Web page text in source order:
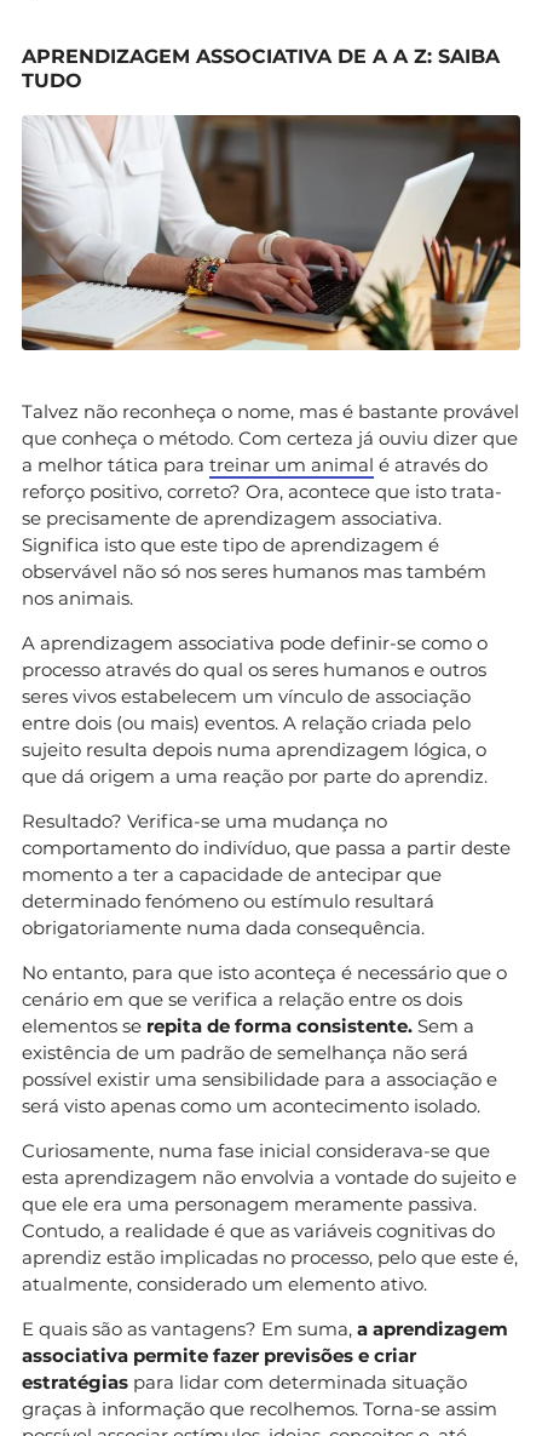
APRENDIZAGEM ASSOCIATIVA DE A A Z: SAIBA
TUDO
Talvez não reconheça o nome, mas é bastante provável
que conheça o método. Com certeza já ouviu dizer que
a melhor tática para treinar um animal é através do
reforço positivo, correto? Ora, acontece que isto trata-
se precisamente de aprendizagem associativa.
Significa isto que este tipo de aprendizagem é
observável não só nos seres humanos mas também
nos animais.
A aprendizagem associativa pode definir-se como o
processo através do qual os seres humanos e outros
seres vivos estabelecem um vínculo de associação
entre dois (ou mais) eventos. A relação criada pelo
sujeito resulta depois numa aprendizagem lógica, o
que dá origem a uma reação por parte do aprendiz.
Resultado? Verifica-se uma mudança no
comportamento do indivíduo, que passa a partir deste
momento a ter a capacidade de antecipar que
determinado fenómeno ou estímulo resultará
obrigatoriamente numa dada consequência.
No entanto, para que isto aconteça é necessário que o
cenário em que se verifica a relação entre os dois
elementos se repita de forma consistente. Sem a
existência de um padrão de semelhança não será
possível existir uma sensibilidade para a associação e
será visto apenas como um acontecimento isolado.
Curiosamente, numa fase inicial considerava-se que
esta aprendizagem não envolvia a vontade do sujeito e
que ele era uma personagem meramente passiva.
Contudo, a realidade é que as variáveis cognitivas do
aprendiz estão implicadas no processo, pelo que este é,
atualmente, considerado um elemento ativo.
E quais são as vantagens? Em suma, a aprendizagem
associativa permite fazer previsões e criar
estratégias para lidar com determinada situação
graças à informação que recolhemos. Torna-se assim